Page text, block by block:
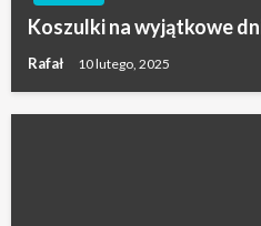
Koszulki na wyjątkowe
Rafał 10 lutego, 2025